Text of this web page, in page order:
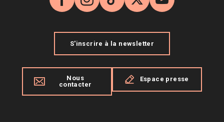
Facebook
Instagram
TikTok
X YouTube
S'inscrire à la newsletter
Nous
contacter
Espace presse